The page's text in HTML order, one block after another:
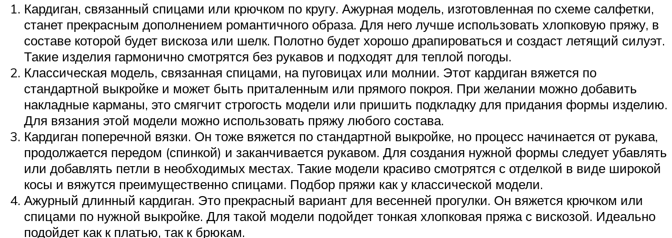
Кардиган, связанный спицами или крючком по кругу. Ажурная модель, изготовленная по схеме салфетки,
станет прекрасным дополнением романтичного образа. Для него лучше использовать хлопковую пряжу, в
составе которой будет вискоза или шелк. Полотно будет хорошо драпироваться и создаст летящий силуэт.
Такие изделия гармонично смотрятся без рукавов и подходят для теплой погоды.
Классическая модель, связанная спицами, на пуговицах или молнии. Этот кардиган вяжется по
стандартной выкройке и может быть приталенным или прямого покроя. При желании можно добавить
накладные карманы, это смягчит строгость модели или пришить подкладку для придания формы изделию.
Для вязания этой модели можно использовать пряжу любого состава.
Кардиган поперечной вязки. Он тоже вяжется по стандартной выкройке, но процесс начинается от рукава,
продолжается передом (спинкой) и заканчивается рукавом. Для создания нужной формы следует убавлять
или добавлять петли в необходимых местах. Такие модели красиво смотрятся с отделкой в виде широкой
косы и вяжутся преимущественно спицами. Подбор пряжи как у классической модели.
Ажурный длинный кардиган. Это прекрасный вариант для весенней прогулки. Он вяжется крючком или
спицами по нужной выкройке. Для такой модели подойдет тонкая хлопковая пряжа с вискозой. Идеально
подойдет как к платью, так к брюкам.